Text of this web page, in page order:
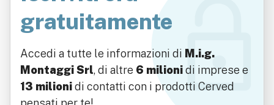
gratuitamente
Accedi a tutte le informazioni di M.i.g.
Montaggi Srl, di altre 6 milionidi imprese e
13 milionidi contatti con i prodotti Cerved